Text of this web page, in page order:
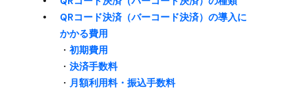
QRコード決済​（バーコード決済）の​導入に​
かかる​費用
・ 初期費用
・ 決済手数料
・ 月額利用料・​振込手数料